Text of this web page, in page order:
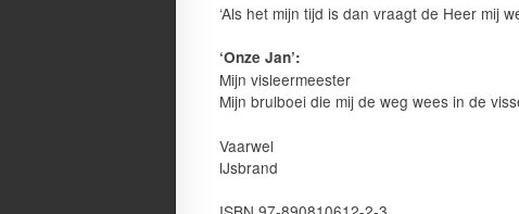
‘Als het mijn tijd is dan vraagt de Heer mij
‘Onze Jan’:
Mijn visleermeester
Mijn brulboei die mij de weg wees in de
Vaarwel
IJsbrand